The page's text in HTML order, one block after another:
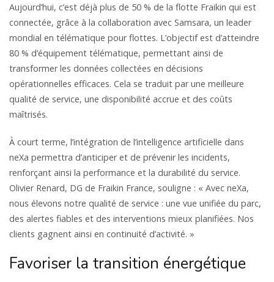
Aujourd’hui, c’est déjà plus de 50 % de la flotte Fraikin qui est
connectée, grâce à la collaboration avec Samsara, un leader
mondial en télématique pour flottes. L’objectif est d’atteindre
80 % d’équipement télématique, permettant ainsi de
transformer les données collectées en décisions
opérationnelles efficaces. Cela se traduit par une meilleure
qualité de service, une disponibilité accrue et des coûts
maîtrisés.
À court terme, l’intégration de l’intelligence artificielle dans
neXa permettra d’anticiper et de prévenir les incidents,
renforçant ainsi la performance et la durabilité du service.
Olivier Renard, DG de Fraikin France, souligne : « Avec neXa,
nous élevons notre qualité de service : une vue unifiée du parc,
des alertes fiables et des interventions mieux planifiées. Nos
clients gagnent ainsi en continuité d’activité. »
Favoriser la transition énergétique